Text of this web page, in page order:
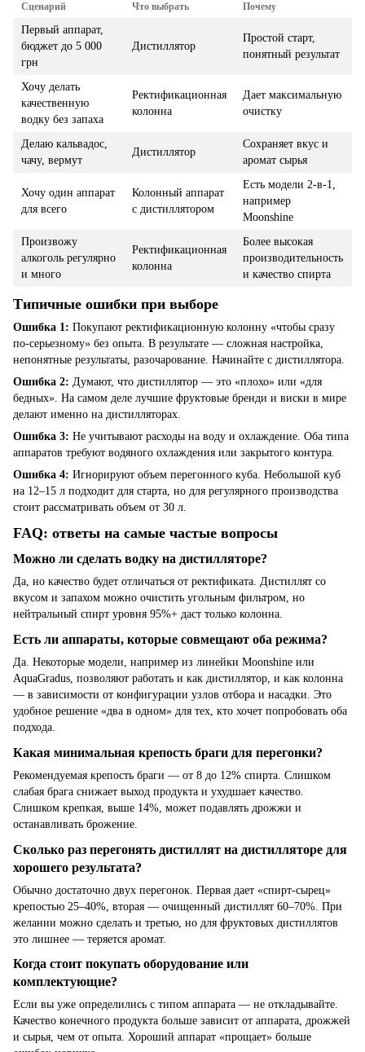
Сценарий Что выбрать Почему
Первый аппарат,
бюджет до 5 000
грн
Дистиллятор
Простой старт,
понятный результат
Хочу делать
качественную
водку без запаха
Ректификационная
колонна
Дает максимальную
очистку
Делаю кальвадос,
чачу, вермут
Дистиллятор
Сохраняет вкус и
аромат сырья
Хочу один аппарат
для всего
Колонный аппарат
с дистиллятором
Есть модели 2-в-1,
например
Moonshine
Произвожу
алкоголь регулярно
и много
Ректификационная
колонна
Более высокая
производительность
и качество спирта
Типичные ошибки при выборе
Ошибка 1: Покупают ректификационную колонну «чтобы сразу
по-серьезному» без опыта. В результате — сложная настройка,
непонятные результаты, разочарование. Начинайте с дистиллятора.
Ошибка 2: Думают, что дистиллятор — это «плохо» или «для
бедных». На самом деле лучшие фруктовые бренди и виски в мире
делают именно на дистилляторах.
Ошибка 3: Не учитывают расходы на воду и охлаждение. Оба типа
аппаратов требуют водяного охлаждения или закрытого контура.
Ошибка 4: Игнорируют объем перегонного куба. Небольшой куб
на 12–15 л подходит для старта, но для регулярного производства
стоит рассматривать объем от 30 л.
FAQ: ответы на самые частые вопросы
Можно ли сделать водку на дистилляторе?
Да, но качество будет отличаться от ректификата. Дистиллят со
вкусом и запахом можно очистить угольным фильтром, но
нейтральный спирт уровня 95%+ даст только колонна.
Есть ли аппараты, которые совмещают оба режима?
Да. Некоторые модели, например из линейки Moonshine или
AquaGradus, позволяют работать и как дистиллятор, и как колонна
— в зависимости от конфигурации узлов отбора и насадки. Это
удобное решение «два в одном» для тех, кто хочет попробовать оба
подхода.
Какая минимальная крепость браги для перегонки?
Рекомендуемая крепость браги — от 8 до 12% спирта. Слишком
слабая брага снижает выход продукта и ухудшает качество.
Слишком крепкая, выше 14%, может подавлять дрожжи и
останавливать брожение.
Сколько раз перегонять дистиллят на дистилляторе для
хорошего результата?
Обычно достаточно двух перегонок. Первая дает «спирт-сырец»
крепостью 25–40%, вторая — очищенный дистиллят 60–70%. При
желании можно сделать и третью, но для фруктовых дистиллятов
это лишнее — теряется аромат.
Когда стоит покупать оборудование или
комплектующие?
Если вы уже определились с типом аппарата — не откладывайте.
Качество конечного продукта больше зависит от аппарата, дрожжей
и сырья, чем от опыта. Хороший аппарат «прощает» больше